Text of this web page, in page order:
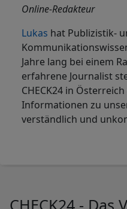
Online-Redakteur
Lukas hat Publizistik-
Jahre lang bei einem
erfahrene Journalist
CHECK24 in
Informationen zu
verständlich und
CHECK24 -